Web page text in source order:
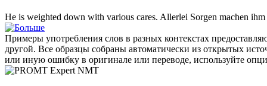
He is weighted down with various cares. Allerlei Sorgen machen
Примеры употребления слов в разных контекстах
другой. Все образцы собраны автоматически из открытых
или иную ошибку в оригинале или переводе, используйте